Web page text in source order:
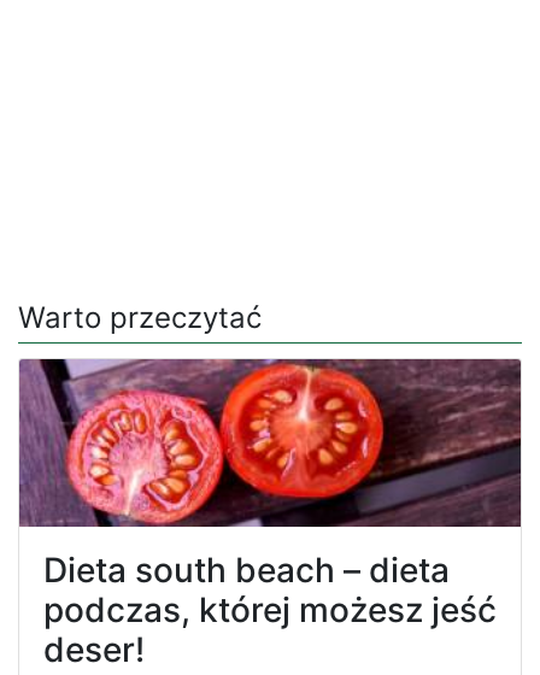
Warto przeczytać
Dieta south beach – dieta
podczas, której możesz jeść
deser!